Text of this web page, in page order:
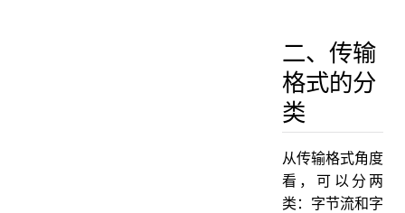
二、传输
格式的分
类
从传输格式角度
看，可以分两
类：字节流和字